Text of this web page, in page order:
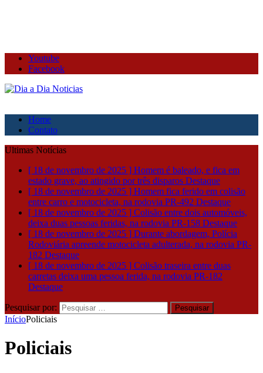
Youtube
Facebook
Home
Contato
Ultimas Notícias
[ 18 de novembro de 2025 ] Homem é baleado, e fica em
estado grave, ao atingido por três disparos Destaque
[ 18 de novembro de 2025 ] Homem fica ferido em colisão
entre carro e motocicleta, na rodovia PR-492 Destaque
[ 18 de novembro de 2025 ] Colisão entre dois automóveis,
deixa duas pessoas feridas, na rodovia PR-158 Destaque
[ 18 de novembro de 2025 ] Durante abordagem, Polícia
Rodoviária apreende motocicleta adulterada, na rodovia PR-
182 Destaque
[ 18 de novembro de 2025 ] Colisão traseira entre duas
carretas deixa uma pessoa ferida, na rodovia PR-182
Destaque
Pesquisar por:
InícioPoliciais
Policiais